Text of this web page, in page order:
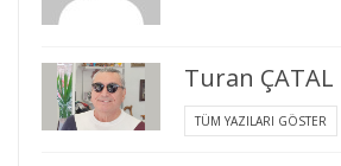
Turan ÇATAL
TÜM YAZILARI GÖSTER